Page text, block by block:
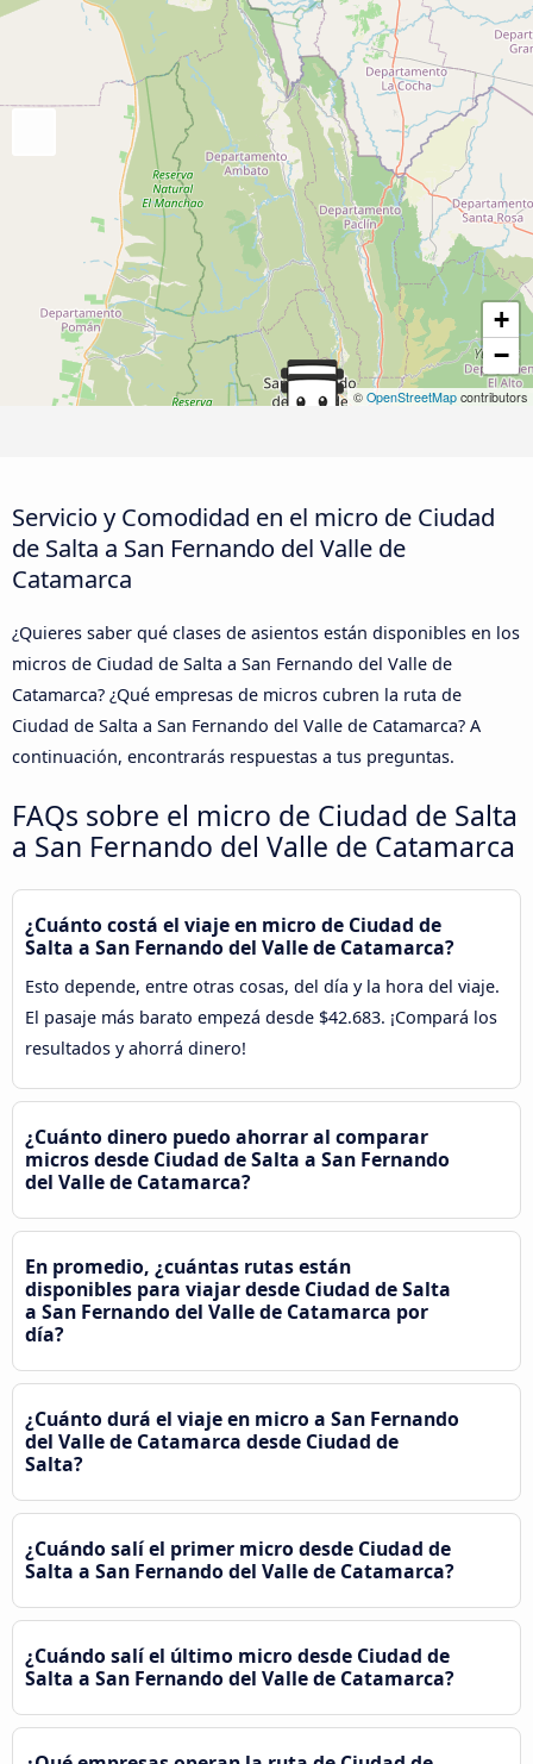
+
−
© OpenStreetMap contributors
Servicio y Comodidad en el micro de Ciudad
de Salta a San Fernando del Valle de
Catamarca
¿Quieres saber qué clases de asientos están disponibles en los
micros de Ciudad de Salta a San Fernando del Valle de
Catamarca? ¿Qué empresas de micros cubren la ruta de
Ciudad de Salta a San Fernando del Valle de Catamarca? A
continuación, encontrarás respuestas a tus preguntas.
FAQs sobre el micro de Ciudad de Salta
a San Fernando del Valle de Catamarca
¿Cuánto costá el viaje en micro de Ciudad de
Salta a San Fernando del Valle de Catamarca?
Esto depende, entre otras cosas, del día y la hora del viaje.
El pasaje más barato empezá desde $42.683. ¡Compará los
resultados y ahorrá dinero!
¿Cuánto dinero puedo ahorrar al comparar
micros desde Ciudad de Salta a San Fernando
del Valle de Catamarca?
En promedio, ¿cuántas rutas están
disponibles para viajar desde Ciudad de Salta
a San Fernando del Valle de Catamarca por
día?
¿Cuánto durá el viaje en micro a San Fernando
del Valle de Catamarca desde Ciudad de
Salta?
¿Cuándo salí el primer micro desde Ciudad de
Salta a San Fernando del Valle de Catamarca?
¿Cuándo salí el último micro desde Ciudad de
Salta a San Fernando del Valle de Catamarca?